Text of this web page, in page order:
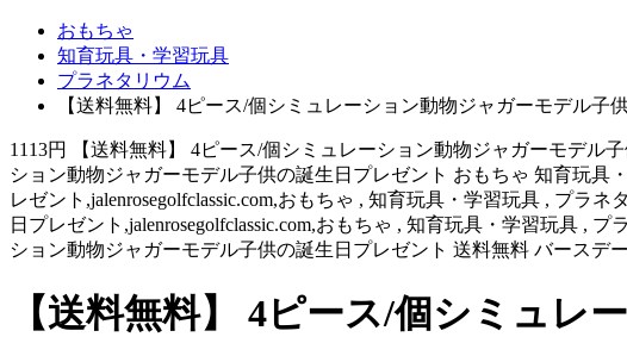
おもちゃ
知育玩具・学習玩具
プラネタリウム
【送料無料】 4ピース/個シミュレーション動物ジャガーモデル子
1113円 【送料無料】 4ピース/個シミュレーション動物ジャガーモデル
ション動物ジャガーモデル子供の誕生日プレゼント おもちゃ 知育玩
レゼント,jalenrosegolfclassic.com,おもちゃ , 知育玩具・学習玩具 , プラ
日プレゼント,jalenrosegolfclassic.com,おもちゃ , 知育玩具・学習玩具 ,
ション動物ジャガーモデル子供の誕生日プレゼント 送料無料 バース
【送料無料】 4ピース/個シミュ